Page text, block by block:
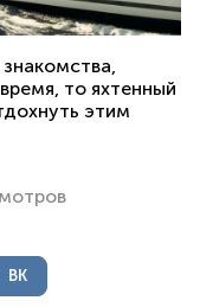
то яхтенный
этим
ВК